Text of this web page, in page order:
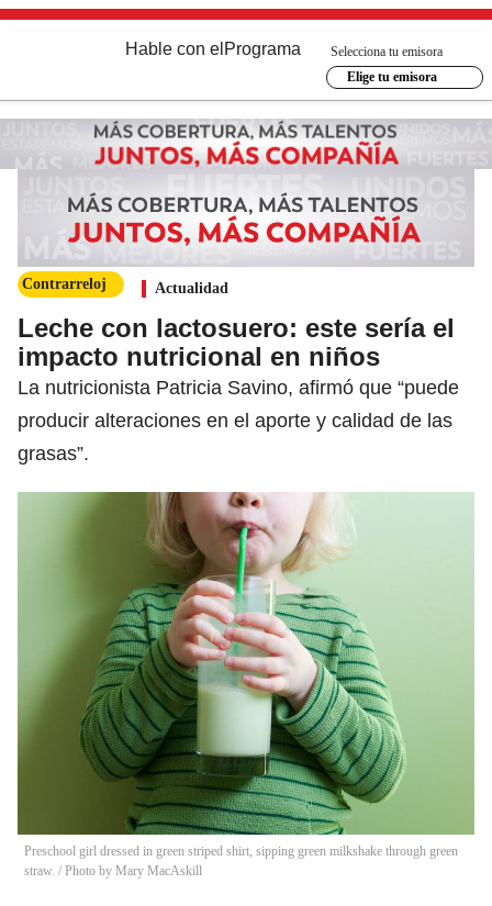
Hable con el Programa
Selecciona tu emisora
Elige tu emisora
Contrarreloj Actualidad
Leche con lactosuero: este sería el
impacto nutricional en niños
La nutricionista Patricia Savino, afirmó que “puede
producir alteraciones en el aporte y calidad de las
grasas”.
Preschool girl dressed in green striped shirt, sipping green milkshake through green
straw. / Photo by Mary MacAskill